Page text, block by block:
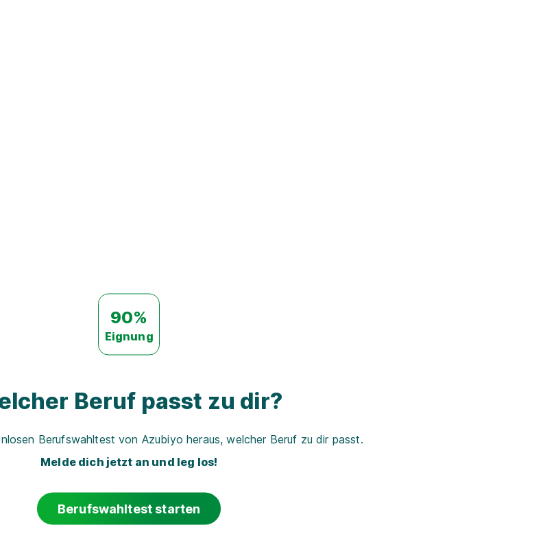
90%
Eignung
Beruf passt zu dir?
Berufswahltest von Azubiyo heraus, welcher Beruf zu dir passt.
Melde dich jetzt an und leg los!
Berufswahltest starten